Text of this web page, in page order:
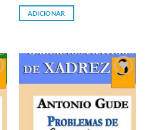
ADICIONAR
Adicionar
à lista de
desejos